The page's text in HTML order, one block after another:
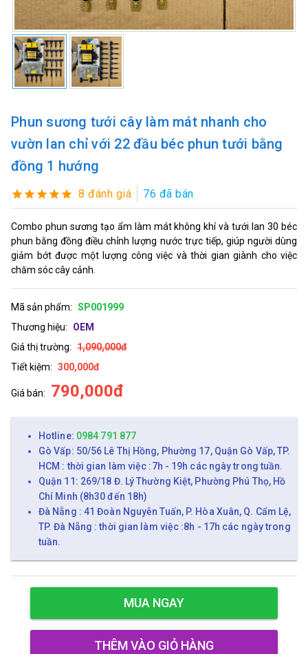
Phun sương tưới cây làm mát nhanh cho
vườn lan chỉ với 22 đầu béc phun tưới bằng
đồng 1 hướng
8 đánh giá 76 đã bán
Combo phun sương tạo ẩm làm mát không khí và tưới lan 30 béc
phun bằng đồng điều chỉnh lượng nước trực tiếp, giúp người dùng
giảm bớt được một lượng công việc và thời gian giành cho việc
chăm sóc cây cảnh.
Mã sản phẩm: SP001999
Thương hiệu:
OEM
Giá thị trường: 1,090,000đ
Tiết kiệm: 300,000đ
Giá bán: 790,000đ
Hotline: 0984 791 877
Gò Vấp: 50/56 Lê Thị Hồng, Phường 17, Quận Gò Vấp, TP.
HCM : thời gian làm việc :7h - 19h các ngày trong tuần.
Quận 11: 269/18 Đ. Lý Thường Kiệt, Phường Phú Thọ, Hồ
Chí Minh (8h30 đến 18h)
Đà Nẵng : 41 Đoàn Nguyễn Tuấn, P. Hòa Xuân, Q. Cẩm Lệ,
TP. Đà Nẵng : thời gian làm việc :8h - 17h các ngày trong
tuần.
MUA NGAY
THÊM VÀO GIỎ HÀNG